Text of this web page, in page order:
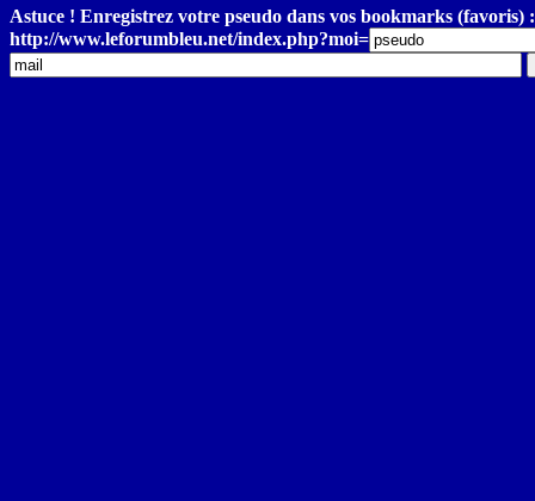
Astuce ! Enregistrez votre pseudo dans vos bookmarks (favoris) :
http://www.leforumbleu.net/index.php?moi=